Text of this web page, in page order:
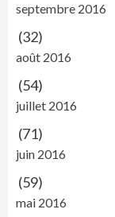
septembre 2016
(32)
août 2016
(54)
juillet 2016
(71)
juin 2016
(59)
mai 2016